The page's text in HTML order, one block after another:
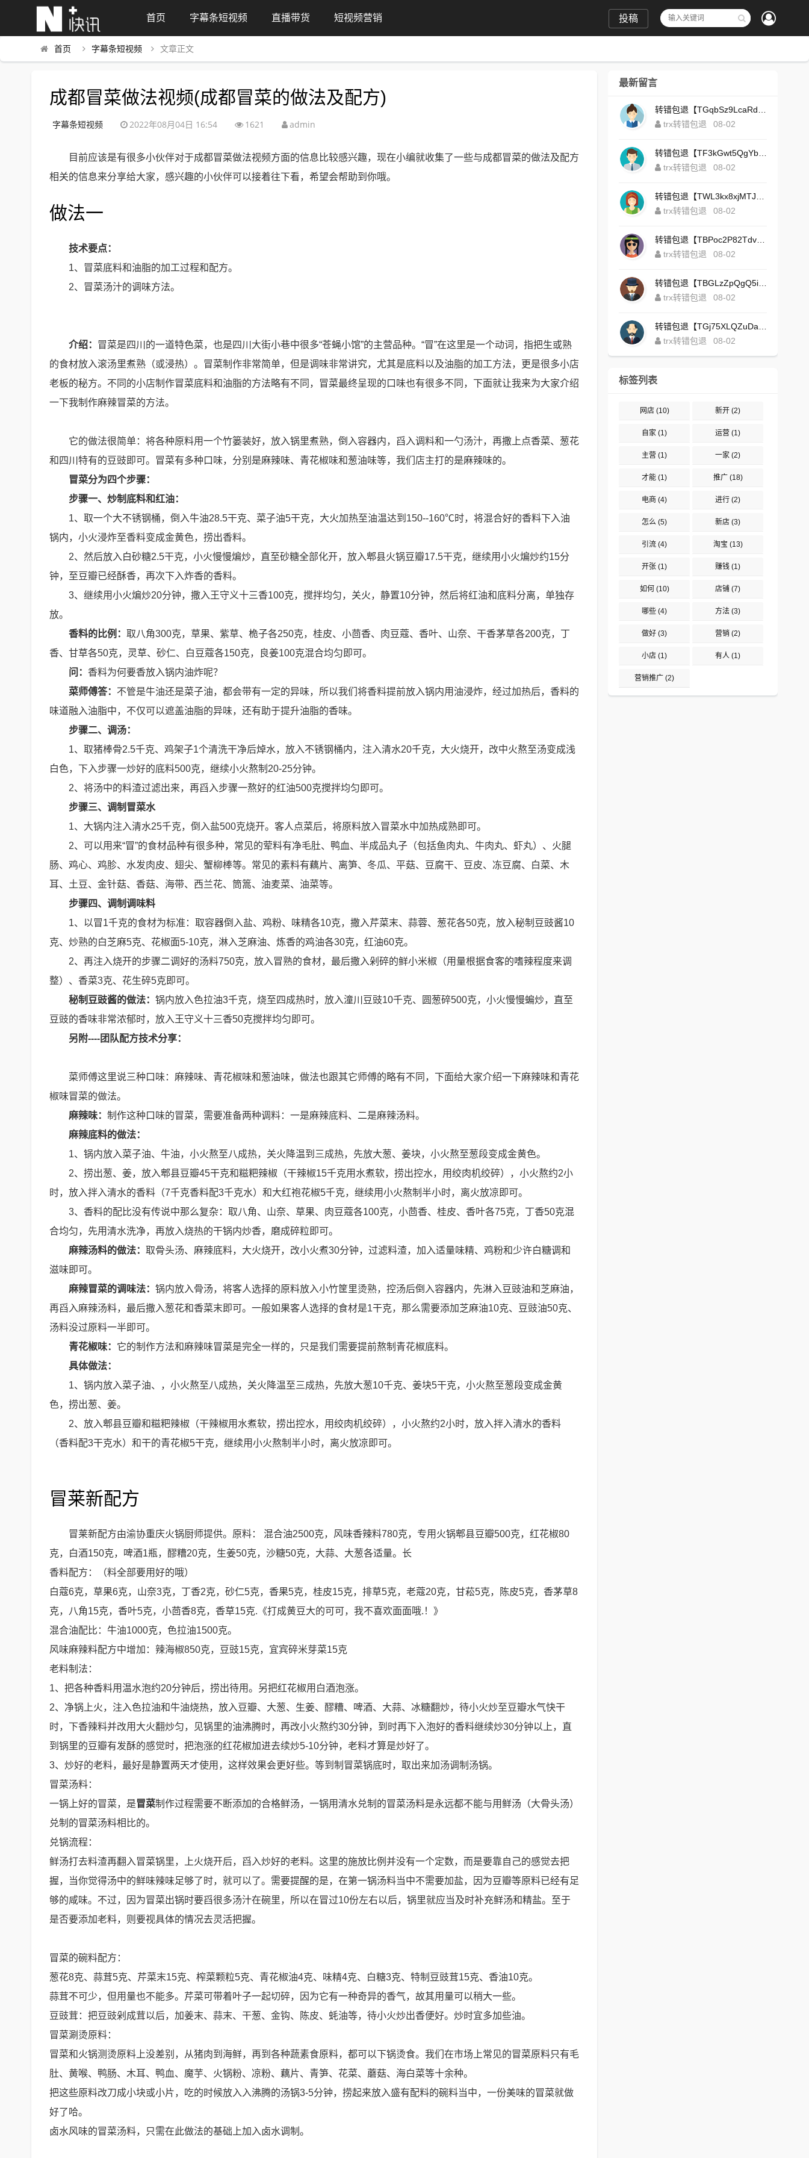
首页 字幕条短视频 直播带货 短视频营销 投稿
首页 字幕条短视频 文章正文
成都冒菜做法视频(成都冒菜的做法及配方)
字幕条短视频 2022年08月04日 16:54 1621 admin
目前应该是有很多小伙伴对于成都冒菜做法视频方面的信息比较感兴趣，现在小编就收集了一些与成都冒菜的做法及配方
相关的信息来分享给大家，感兴趣的小伙伴可以接着往下看，希望会帮助到你哦。
做法一
技术要点：
1、冒菜底料和油脂的加工过程和配方。
2、冒菜汤汁的调味方法。
介绍：
冒菜是四川的一道特色菜，也是四川大街小巷中很多“苍蝇小馆”的主营品种。“冒”在这里是一个动词，指把生或熟
的食材放入滚汤里煮熟（或浸热）。冒菜制作非常简单，但是调味非常讲究，尤其是底料以及油脂的加工方法，更是很多小店
老板的秘方。不同的小店制作冒菜底料和油脂的方法略有不同，冒菜最终呈现的口味也有很多不同，下面就让我来为大家介绍
一下我制作麻辣冒菜的方法。
它的做法很简单：将各种原料用一个竹篓装好，放入锅里煮熟，倒入容器内，舀入调料和一勺汤汁，再撒上点香菜、葱花
和四川特有的豆豉即可。冒菜有多种口味，分别是麻辣味、青花椒味和葱油味等，我们店主打的是麻辣味的。
冒菜分为四个步骤：
步骤一、炒制底料和红油：
1、取一个大不锈钢桶，倒入牛油28.5干克、菜子油5干克，大火加热至油温达到150--160℃时，将混合好的香料下入油
锅内，小火浸炸至香料变成金黄色，捞出香料。
2、然后放入白砂糖2.5干克，小火慢慢煸炒，直至砂糖全部化开，放入郫县火锅豆瓣17.5干克，继续用小火煸炒约15分
钟，至豆瓣已经酥香，再次下入炸香的香料。
3、继续用小火煸炒20分钟，撒入王守义十三香100克，搅拌均匀，关火，静置10分钟，然后将红油和底料分离，单独存
放。
香料的比例： 取八角300克，草果、紫草、桅子各250克，桂皮、小茴香、肉豆蔻、香叶、山奈、干香茅草各200克，丁
香、甘草各50克，灵草、砂仁、白豆蔻各150克，良姜100克混合均匀即可。
问： 香料为何要香放入锅内油炸呢？
菜师傅答： 不管是牛油还是菜子油，都会带有一定的异味，所以我们将香料提前放入锅内用油浸炸，经过加热后，香料的
味道融入油脂中，不仅可以遮盖油脂的异味，还有助于提升油脂的香味。
步骤二、调汤：
1、取猪棒骨2.5千克、鸡架子1个清洗干净后焯水，放入不锈钢桶内，注入清水20千克，大火烧开，改中火熬至汤变成浅
白色，下入步骤一炒好的底料500克，继续小火熬制20-25分钟。
2、将汤中的料渣过滤出来，再舀入步骤一熬好的红油500克搅拌均匀即可。
步骤三、调制冒菜水
1、大锅内注入清水25千克，倒入盐500克烧开。客人点菜后，将原料放入冒菜水中加热成熟即可。
2、可以用来“冒”的食材品种有很多种，常见的荤料有净毛肚、鸭血、半成品丸子（包括鱼肉丸、牛肉丸、虾丸）、火腿
肠、鸡心、鸡胗、水发肉皮、翅尖、蟹柳棒等。常见的素料有藕片、离笋、冬瓜、平菇、豆腐干、豆皮、冻豆腐、白菜、木
耳、土豆、金针菇、香菇、海带、西兰花、筒篙、油麦菜、油菜等。
步骤四、调制调味料
1、以冒1千克的食材为标准：取容器倒入盐、鸡粉、味精各10克，撒入芹菜末、蒜蓉、葱花各50克，放入秘制豆豉酱10
克、炒熟的白芝麻5克、花椒面5-10克，淋入芝麻油、炼香的鸡油各30克，红油60克。
2、再注入烧开的步骤二调好的汤料750克，放入冒熟的食材，最后撒入剁碎的鲜小米椒（用量根据食客的嗜辣程度来调
整）、香菜3克、花生碎5克即可。
秘制豆豉酱的做法： 锅内放入色拉油3千克，烧至四成热时，放入潼川豆豉10千克、圆葱碎500克，小火慢慢蝙炒，直至
豆豉的香味非常浓郁时，放入王守义十三香50克搅拌均匀即可。
另附----团队配方技术分享：
菜师傅这里说三种口味：麻辣味、青花椒味和葱油味，做法也跟其它师傅的略有不同，下面给大家介绍一下麻辣味和青花
椒味冒菜的做法。
麻辣味： 制作这种口味的冒菜，需要准备两种调料：一是麻辣底料、二是麻辣汤料。
麻辣底料的做法：
1、锅内放入菜子油、牛油，小火熬至八成热，关火降温到三成热，先放大葱、姜块，小火熬至葱段变成金黄色。
2、捞出葱、姜，放入郫县豆瓣45干克和糍粑辣椒（干辣椒15千克用水煮软，捞出控水，用绞肉机绞碎），小火熬约2小
时，放入拌入清水的香料（7千克香料配3千克水）和大红袍花椒5千克，继续用小火熬制半小时，离火放凉即可。
3、香料的配比没有传说中那么复杂：取八角、山奈、草果、肉豆蔻各100克，小茴香、桂皮、香叶各75克，丁香50克混
合均匀，先用清水洗净，再放入烧热的干锅内炒香，磨成碎粒即可。
麻辣汤料的做法： 取骨头汤、麻辣底料，大火烧开，改小火煮30分钟，过滤料渣，加入适量味精、鸡粉和少许白糖调和
滋味即可。
麻辣冒菜的调味法： 锅内放入骨汤，将客人选择的原料放入小竹筐里烫熟，控汤后倒入容器内，先淋入豆豉油和芝麻油，
再舀入麻辣汤料，最后撒入葱花和香菜末即可。一般如果客人选择的食材是1干克，那么需要添加芝麻油10克、豆豉油50克、
汤料没过原料一半即可。
青花椒味： 它的制作方法和麻辣味冒菜是完全一样的，只是我们需要提前熬制青花椒底料。
具体做法：
1、锅内放入菜子油、，小火熬至八成热，关火降温至三成热，先放大葱10千克、姜块5干克，小火熬至葱段变成金黄
色，捞出葱、姜。
2、放入郫县豆瓣和糍粑辣椒（干辣椒用水煮软，捞出控水，用绞肉机绞碎），小火熬约2小时，放入拌入清水的香料
（香料配3干克水）和干的青花椒5干克，继续用小火熬制半小时，离火放凉即可。
冒莱新配方
冒莱新配方由渝协重庆火锅厨师提供。原料： 混合油2500克，风味香辣料780克，专用火锅郫县豆瓣500克，红花椒80
克，白酒150克，啤酒1瓶，醪糟20克，生姜50克，沙糖50克，大蒜、大葱各适量。长
香料配方：（料全部要用好的哦）
白蔻6克，草果6克，山奈3克，丁香2克，砂仁5克，香果5克，桂皮15克，排草5克，老蔻20克，甘菘5克，陈皮5克，香茅草8
克，八角15克，香叶5克，小茴香8克，香草15克.《打成黄豆大的可可，我不喜欢面面哦.！》
混合油配比：牛油1000克，色拉油1500克。
风味麻辣料配方中增加：辣海椒850克，豆豉15克，宜宾碎米芽菜15克
老料制法：
1、把各种香料用温水泡约20分钟后，捞出待用。另把红花椒用白酒泡涨。
2、净锅上火，注入色拉油和牛油烧热，放入豆瓣、大葱、生姜、醪糟、啤酒、大蒜、冰糖翻炒，待小火炒至豆瓣水气快干
时，下香辣料并改用大火翻炒匀，见锅里的油沸腾时，再改小火熬约30分钟，到时再下入泡好的香料继续炒30分钟以上，直
到锅里的豆瓣有发酥的感觉时，把泡涨的红花椒加进去续炒5-10分钟，老料才算是炒好了。
3、炒好的老料，最好是静置两天才使用，这样效果会更好些。等到制冒菜锅底时，取出来加汤调制汤锅。
冒菜汤料：
一锅上好的冒菜，是冒菜制作过程需要不断添加的合格鲜汤，一锅用清水兑制的冒菜汤料是永远都不能与用鲜汤（大骨头汤）
兑制的冒菜汤料相比的。
兑锅流程：
鲜汤打去料渣再翻入冒菜锅里，上火烧开后，舀入炒好的老料。这里的施放比例并没有一个定数，而是要靠自己的感觉去把
握，当你觉得汤中的鲜味辣味足够了时，就可以了。需要提醒的是，在第一锅汤料当中不需要加盐，因为豆瓣等原料已经有足
够的咸味。不过，因为冒菜出锅时要舀很多汤汁在碗里，所以在冒过10份左右以后，锅里就应当及时补充鲜汤和精盐。至于
是否要添加老料，则要视具体的情况去灵活把握。
冒菜的碗料配方：
葱花8克、蒜茸5克、芹菜末15克、榨菜颗粒5克、青花椒油4克、味精4克、白糖3克、特制豆豉茸15克、香油10克。
蒜茸不可少，但用量也不能多。芹菜可带着叶子一起切碎，因为它有一种奇异的香气，故其用量可以稍大一些。
豆豉茸：把豆豉剁成茸以后，加姜末、蒜末、干葱、金钩、陈皮、蚝油等，待小火炒出香便好。炒时宜多加些油。
冒菜涮烫原料：
冒菜和火锅测烫原料上没差别，从猪肉到海鲜，再到各种蔬素食原料，都可以下锅烫食。我们在市场上常见的冒菜原料只有毛
肚、黄喉、鸭肠、木耳、鸭血、魔芋、火锅粉、凉粉、藕片、青笋、花菜、蘑菇、海白菜等十余种。
把这些原料改刀成小块或小片，吃的时候放入入沸腾的汤锅3-5分钟，捞起来放入盛有配料的碗料当中，一份美味的冒菜就做
好了哈。
卤水风味的冒菜汤料，只需在此做法的基础上加入卤水调制。
最新留言
trx转错包退
08-02
trx转错包退
08-02
trx转错包退
08-02
trx转错包退
08-02
trx转错包退
08-02
trx转错包退
08-02
标签列表
网店(10) 新开 (2)
自家 (1) 运营 (1)
主营 (1) 一家 (2)
才能 (1) 推广(18)
电商 (4) 进行 (2)
怎么 (5) 新店 (3)
引流 (4) 淘宝 (13)
开张 (1) 赚钱 (1)
如何 (10) 店铺 (7)
哪些 (4) 方法 (3)
做好 (3) 营销 (2)
小店 (1) 有人 (1)
营销推广 (2)